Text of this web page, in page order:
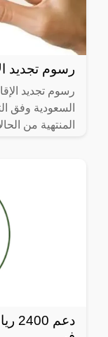
رسوم تجديد
رسوم تجديد
السعودية وفق
المنتهية من